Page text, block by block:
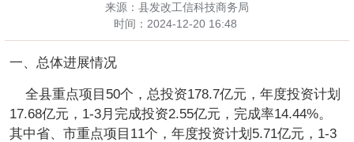
来源：县发改工信科技商务局
时间： 2024-12-20 16:48
一、总体进展情况
全县重点项目50个，总投资178.7亿元，年度投资计划
17.68亿元，1-3月完成投资2.55亿元，完成率14.44%。
其中省、市重点项目11个，年度投资计划5.71亿元，1-3